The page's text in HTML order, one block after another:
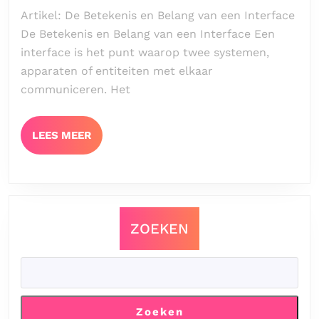
Een
Gids
Artikel: De Betekenis en Belang van een Interface
De Betekenis en Belang van een Interface Een
interface is het punt waarop twee systemen,
apparaten of entiteiten met elkaar
communiceren. Het
LEES MEERLEES
MEER
ZOEKEN
Zoeken